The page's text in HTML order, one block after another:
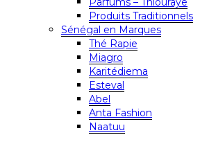
Produits Traditionnels
Sénégal en Marques
Thé Rapie
Miagro
Karitédiema
Esteval
Abel
Anta Fashion
Naatuu